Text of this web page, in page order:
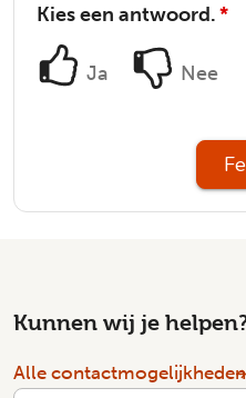
Kies een antwoord.*
Ja Nee
Kunnen wij je
Alle contactmogelijkheden